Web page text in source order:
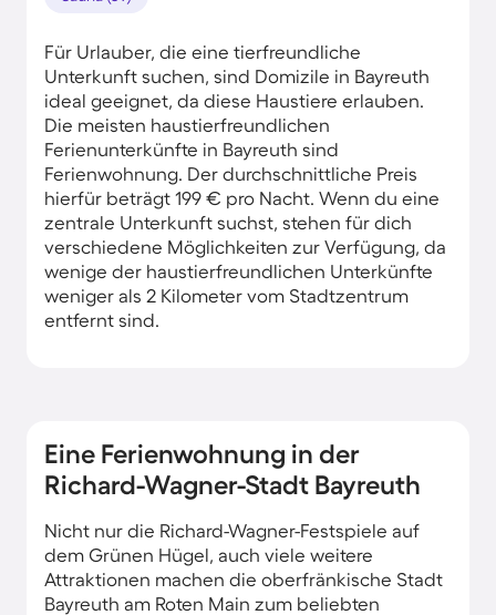
Für Urlauber, die eine tierfreundliche
Unterkunft suchen, sind Domizile in Bayreuth
ideal geeignet, da diese Haustiere erlauben.
Die meisten haustierfreundlichen
Ferienunterkünfte in Bayreuth sind
Ferienwohnung. Der durchschnittliche Preis
hierfür beträgt 199 € pro Nacht. Wenn du eine
zentrale Unterkunft suchst, stehen für dich
verschiedene Möglichkeiten zur Verfügung, da
wenige der haustierfreundlichen Unterkünfte
weniger als 2 Kilometer vom Stadtzentrum
entfernt sind.
Eine Ferienwohnung in der
Richard-Wagner-Stadt Bayreuth
Nicht nur die Richard-Wagner-Festspiele auf
dem Grünen Hügel, auch viele weitere
Attraktionen machen die oberfränkische Stadt
Bayreuth am Roten Main zum beliebten